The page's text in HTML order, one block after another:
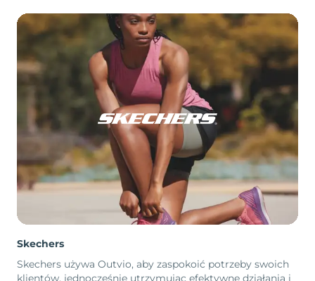
Skechers
Skechers używa Outvio, aby zaspokoić potrzeby swoich
klientów, jednocześnie utrzymując efektywne działania i